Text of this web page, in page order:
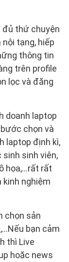
đủ thứ chuyện
tạng, hiếp
thông tin
trên profile
lọc và đăng
doanh laptop
chọn và
laptop định kì,
sinh sinh viên,
họa,…rất rất
kinh nghiệm
chọn sản
bạn cảm
thì Live
hoặc news